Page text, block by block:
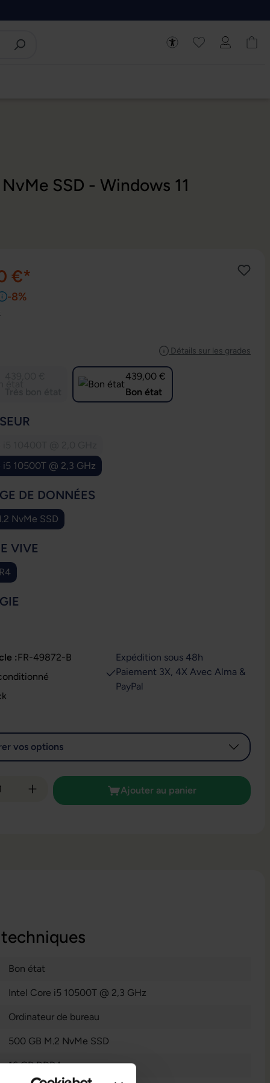
SSD - Windows 11
€*
-8%
Détails sur les grades
439,00 €
Bon état
10500T @ 2,3 GHz
DE DONNÉES
NvMe SSD
VIVE
:FR-49872-B
Expédition sous 48h
Paiement 3X, 4X Avec Alma &
PayPal
vos options
de produit : Entrez la quantité
Ajouter au panier
Bon état
Intel Core i5 10500T @ 2,3 GHz
Ordinateur de bureau
500 GB M.2 NvMe SSD
16 GB DDR4